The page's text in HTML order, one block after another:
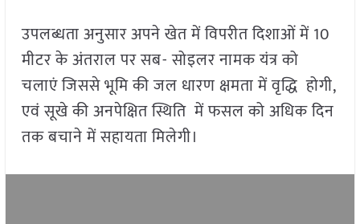
उपलब्धता अनुसार अपने खेत में विपरीत दिशाओं में 10
मीटर के अंतराल पर सब- सोइलर नामक यंत्र को
चलाएं जिससे भूमि की जल धारण क्षमता में वृद्धि होगी,
एवं सूखे की अनपेक्षित स्थिति में फसल को अधिक दिन
तक बचाने में सहायता मिलेगी।